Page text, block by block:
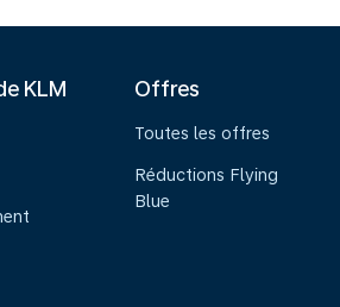
KLM Offres
Toutes les offres
Réductions Flying
Blue